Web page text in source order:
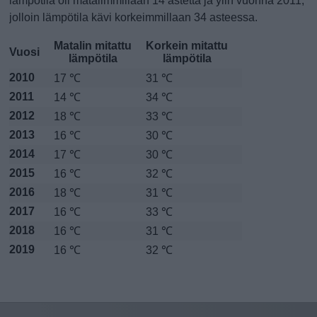
jolloin lämpötila kävi korkeimmillaan 34 asteessa.
Vuosi
Matalin mitattu
lämpötila
Korkein mitattu
lämpötila
2010
17 ℃
31 ℃
2011
14 ℃
34 ℃
2012
18 ℃
33 ℃
2013
16 ℃
30 ℃
2014
17 ℃
30 ℃
2015
16 ℃
32 ℃
2016
18 ℃
31 ℃
2017
16 ℃
33 ℃
2018
16 ℃
31 ℃
2019
16 ℃ 32 ℃